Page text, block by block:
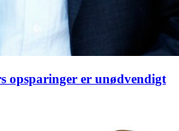
opsparinger er unødvendigt